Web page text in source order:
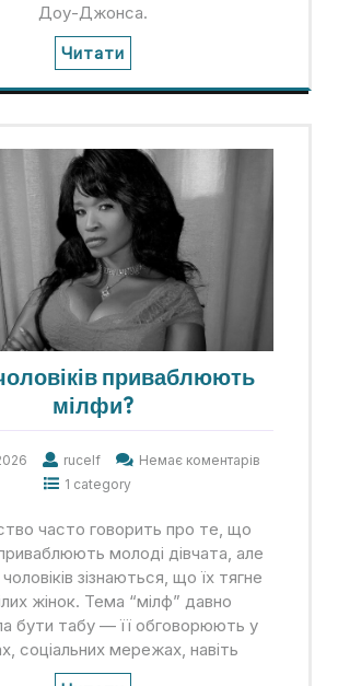
Доу-Джонса.
Читати
приваблюють
мілфи?
rucelf
Немає коментарів
1 category
часто говорить про те, що
приваблюють молоді дівчата, але
зізнаються, що їх тягне
жінок. Тема “мілф” давно
бути табу — її обговорюють у
соціальних мережах, навіть